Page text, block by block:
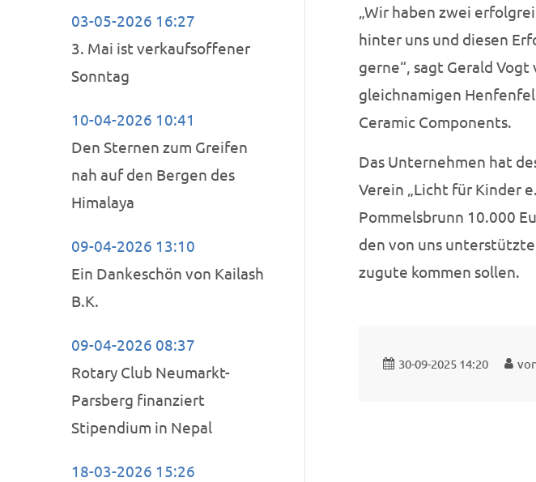
„Wir haben zwei
hinter uns und diesen
gerne“, sagt Gerald Vogt
gleichnamigen
Ceramic Components.
Das Unternehmen hat
Verein „Licht für Kinder
Pommelsbrunn 10.000
den von uns
zugute kommen sollen.
30-09-2025 14:20
03-05-2026 16:27
3. Mai ist verkaufsoffener
Sonntag
10-04-2026 10:41
Den Sternen zum Greifen
nah auf den Bergen des
Himalaya
09-04-2026 13:10
Ein Dankeschön von Kailash
B.K.
09-04-2026 08:37
Rotary Club Neumarkt-
Parsberg finanziert
Stipendium in Nepal
18-03-2026 15:26